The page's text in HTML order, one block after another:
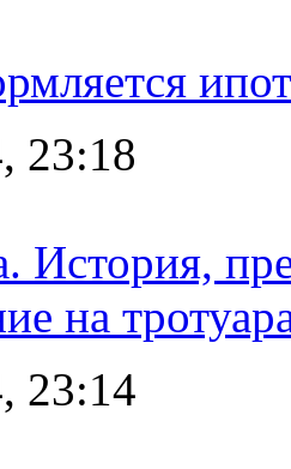
23:18
История,
на
23:14